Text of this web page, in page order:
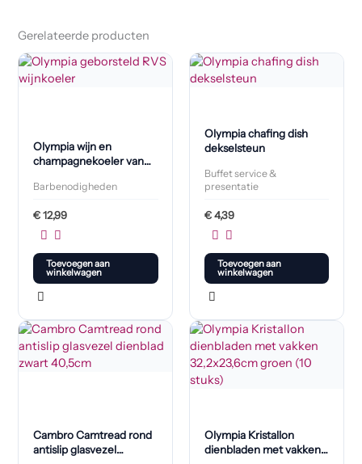
Gerelateerde producten
Olympia wijn en
champagnekoeler van
staal
Barbenodigheden
€12,99
Toevoegen aan
winkelwagen
Olympia chafing dish
dekselsteun
Buffet service &
presentatie
€4,39
Toevoegen aan
winkelwagen
Cambro Camtread rond
antislip glasvezel
Olympia Kristallon
dienbladen met vakken